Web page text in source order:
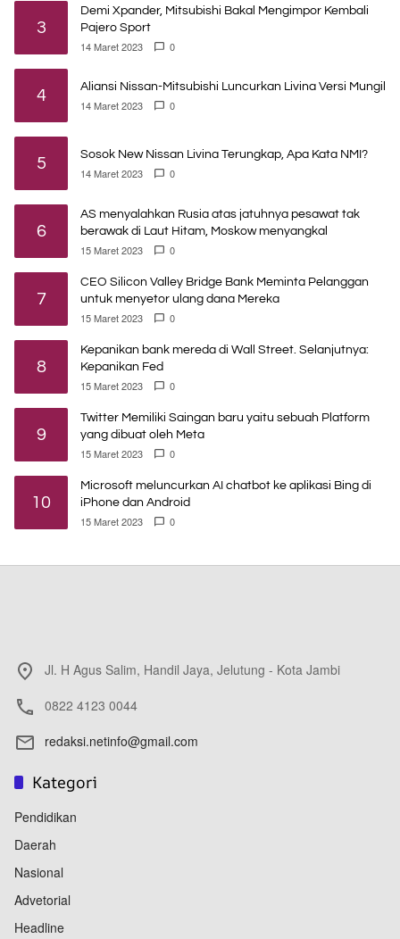
3
Demi Xpander, Mitsubishi Bakal Mengimpor Kembali
Pajero Sport
14 Maret 2023 0
4 Aliansi Nissan-Mitsubishi Luncurkan Livina Versi Mungil
14 Maret 2023 0
5 Sosok New Nissan Livina Terungkap, Apa Kata NMI?
14 Maret 2023 0
6
AS menyalahkan Rusia atas jatuhnya pesawat tak
berawak di Laut Hitam, Moskow menyangkal
15 Maret 2023 0
7
CEO Silicon Valley Bridge Bank Meminta Pelanggan
untuk menyetor ulang dana Mereka
15 Maret 2023 0
8
Kepanikan bank mereda di Wall Street. Selanjutnya:
Kepanikan Fed
15 Maret 2023 0
9
Twitter Memiliki Saingan baru yaitu sebuah Platform
yang dibuat oleh Meta
15 Maret 2023 0
10
Microsoft meluncurkan AI chatbot ke aplikasi Bing di
iPhone dan Android
15 Maret 2023 0
Jl. H Agus Salim, Handil Jaya, Jelutung - Kota Jambi
0822 4123 0044
redaksi.netinfo@gmail.com
Kategori
Pendidikan
Daerah
Nasional
Advetorial
Headline